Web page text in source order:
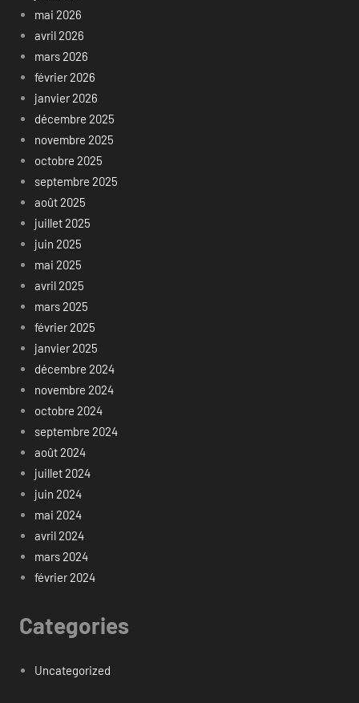
mai 2026
avril 2026
mars 2026
février 2026
janvier 2026
décembre 2025
novembre 2025
octobre 2025
septembre 2025
août 2025
juillet 2025
juin 2025
mai 2025
avril 2025
mars 2025
février 2025
janvier 2025
décembre 2024
novembre 2024
octobre 2024
septembre 2024
août 2024
juillet 2024
juin 2024
mai 2024
avril 2024
mars 2024
février 2024
Categories
Uncategorized